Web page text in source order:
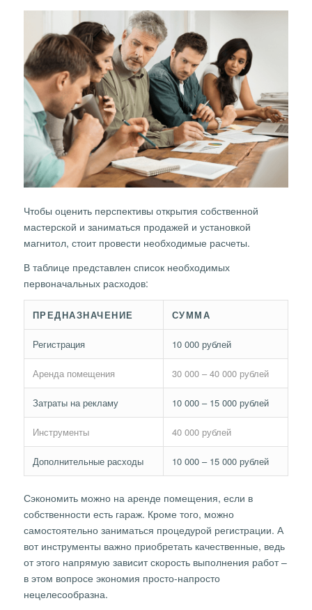
Чтобы оценить перспективы открытия собственной
мастерской и заниматься продажей и установкой
магнитол, стоит провести необходимые расчеты.
В таблице представлен список необходимых
первоначальных расходов:
ПРЕДНАЗНАЧЕНИЕ СУММА
Регистрация 10 000 рублей
Аренда помещения 30 000 – 40 000 рублей
Затраты на рекламу 10 000 – 15 000 рублей
Инструменты 40 000 рублей
Дополнительные расходы 10 000 – 15 000 рублей
Сэкономить можно на аренде помещения, если в
собственности есть гараж. Кроме того, можно
самостоятельно заниматься процедурой регистрации. А
вот инструменты важно приобретать качественные, ведь
от этого напрямую зависит скорость выполнения работ –
в этом вопросе экономия просто-напросто
нецелесообразна.